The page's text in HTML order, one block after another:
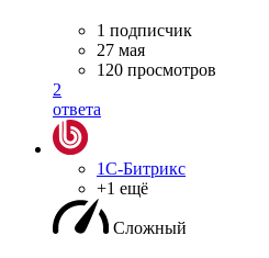
1 подписчик
27 мая
120 просмотров
2
ответа
1С-Битрикс
+1 ещё
Сложный